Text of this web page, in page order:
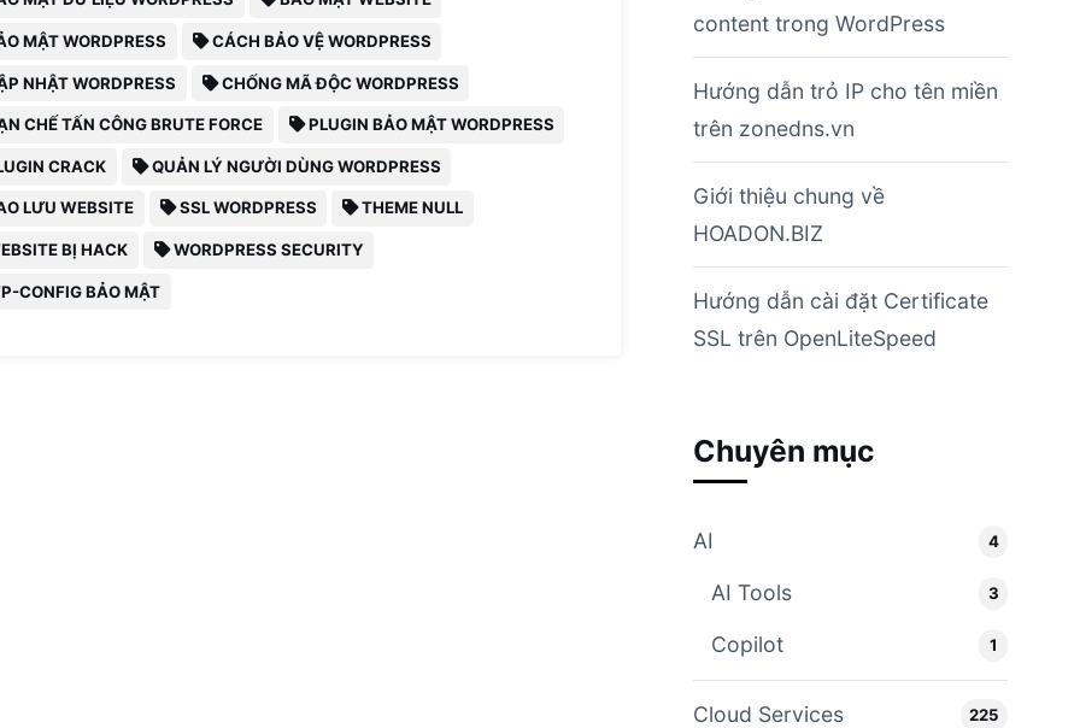
MẬT WORDPRESS CÁCH BẢO VỆ WORDPRESS
NHẬT WORDPRESS CHỐNG MÃ ĐỘC WORDPRESS
CHẾ TẤN CÔNG BRUTE FORCE PLUGIN BẢO MẬT WORDPRESS
CRACK QUẢN LÝ NGƯỜI DÙNG WORDPRESS
LƯU WEBSITE SSL WORDPRESS THEME NULL
BỊ HACK WORDPRESS SECURITY
CONFIG BẢO MẬT
content trong WordPress
Hướng dẫn trỏ IP cho tên miền
trên zonedns.vn
Giới thiệu chung về
HOADON.BIZ
Hướng dẫn cài đặt Certificate
SSL trên OpenLiteSpeed
Chuyên mục
AI 4
AI Tools 3
Copilot 1
Cloud Services 225